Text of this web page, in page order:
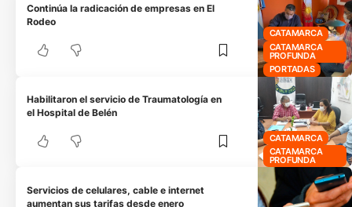
CATAMARCA
CATAMARCA
PROFUNDA
PORTADAS
Continúa la radicación de empresas en El
Rodeo
CATAMARCA
CATAMARCA
PROFUNDA
Habilitaron el servicio de Traumatología en
el Hospital de Belén
Servicios de celulares, cable e internet
aumentan sus tarifas desde enero